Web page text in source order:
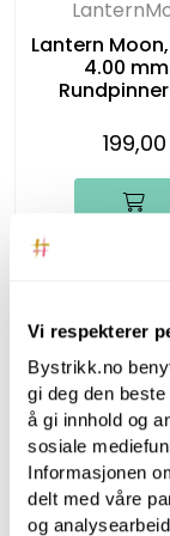
Vi respekterer
Bystrikk.no
gi deg den
å gi innhold og
sosiale
Informasjonen
delt med våre
og
Lantern
4.00
199,00